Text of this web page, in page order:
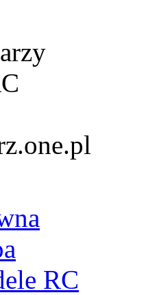
RC